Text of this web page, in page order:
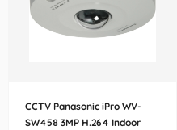
CCTV Panasonic iPro WV-
SW458 3MP H.264 Indoor